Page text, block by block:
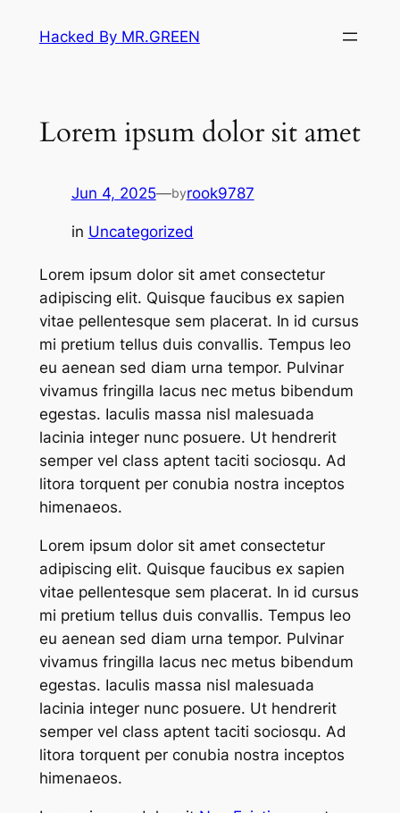
Hacked By MR.GREEN
Lorem ipsum dolor sit amet
Jun 4, 2025—byrook9787
in Uncategorized
Lorem ipsum dolor sit amet consectetur
adipiscing elit. Quisque faucibus ex sapien
vitae pellentesque sem placerat. In id cursus
mi pretium tellus duis convallis. Tempus leo
eu aenean sed diam urna tempor. Pulvinar
vivamus fringilla lacus nec metus bibendum
egestas. Iaculis massa nisl malesuada
lacinia integer nunc posuere. Ut hendrerit
semper vel class aptent taciti sociosqu. Ad
litora torquent per conubia nostra inceptos
himenaeos.
Lorem ipsum dolor sit amet consectetur
adipiscing elit. Quisque faucibus ex sapien
vitae pellentesque sem placerat. In id cursus
mi pretium tellus duis convallis. Tempus leo
eu aenean sed diam urna tempor. Pulvinar
vivamus fringilla lacus nec metus bibendum
egestas. Iaculis massa nisl malesuada
lacinia integer nunc posuere. Ut hendrerit
semper vel class aptent taciti sociosqu. Ad
litora torquent per conubia nostra inceptos
himenaeos.